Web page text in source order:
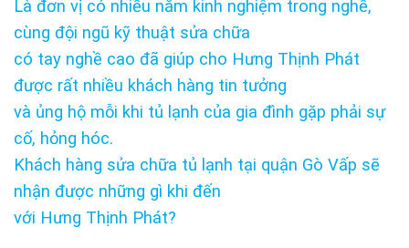
Là đơn vị có nhiều năm kinh nghiệm trong nghề,
cùng đội ngũ kỹ thuật sửa chữa
có tay nghề cao đã giúp cho Hưng Thịnh Phát
được rất nhiều khách hàng tin tưởng
và ủng hộ mỗi khi tủ lạnh của gia đình gặp phải sự
cố, hỏng hóc.
Khách hàng sửa chữa tủ lạnh tại quận Gò Vấp sẽ
nhận được những gì khi đến
với Hưng Thịnh Phát?